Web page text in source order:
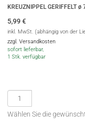
KREUZNIPPEL GERIFFELT ø
5,99€
inkl. MwSt. (abhängig von der
zzgl. Versandkosten
sofort lieferbar,
1 Stk. verfügbar
Wählen Sie die